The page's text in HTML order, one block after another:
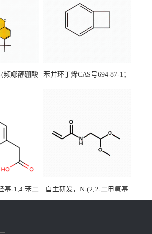
(频哪醇硼酸
2648896-
货直发
苯并环丁烯CAS号694-87-1；
基-1,4-苯二
16-4；公斤
自主研发，N-(2,2-二甲氧基
乙基)丙烯酰胺CAS号49707-